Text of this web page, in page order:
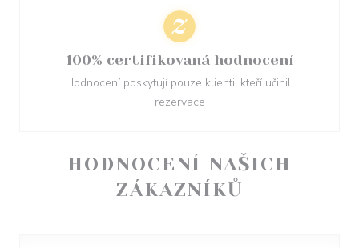
HODNOCENÍ NAŠICH
ZÁKAZNÍKŮ
100% certifikovaná hodnocení
Hodnocení poskytují pouze klienti, kteří učinili
rezervace